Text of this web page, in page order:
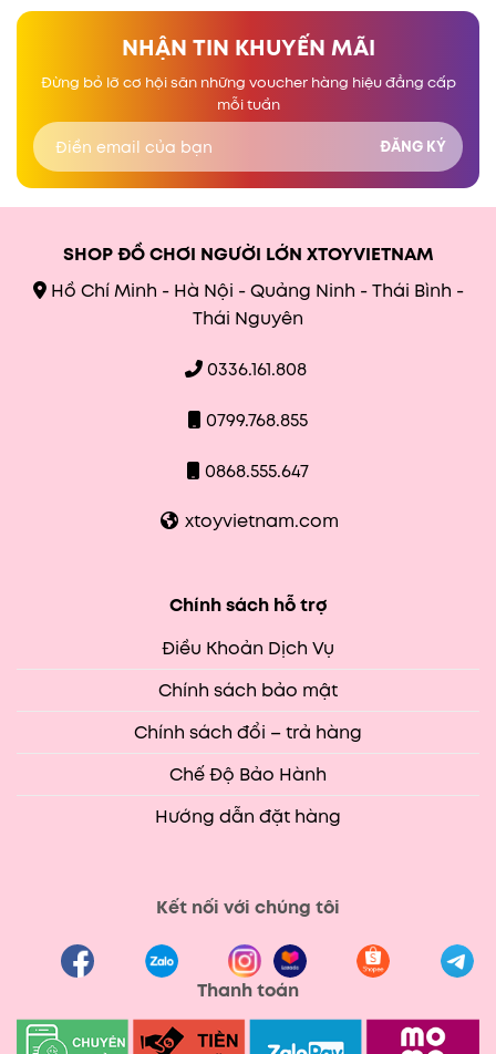
NHẬN TIN KHUYẾN MÃI
Đừng bỏ lỡ cơ hội săn những voucher hàng hiệu đẳng cấp
mỗi tuần
SHOP ĐỒ CHƠI NGƯỜI LỚN XTOYVIETNAM
Hồ Chí Minh - Hà Nội - Quảng Ninh - Thái Bình -
Thái Nguyên
0336.161.808
0799.768.855
0868.555.647
xtoyvietnam.com
Chính sách hỗ trợ
Điều Khoản Dịch Vụ
Chính sách bảo mật
Chính sách đổi – trả hàng
Chế Độ Bảo Hành
Hướng dẫn đặt hàng
Kết nối với chúng tôi
Thanh toán